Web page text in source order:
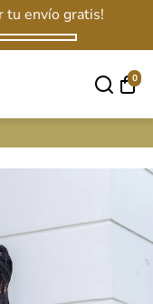
tu envío gratis!
0